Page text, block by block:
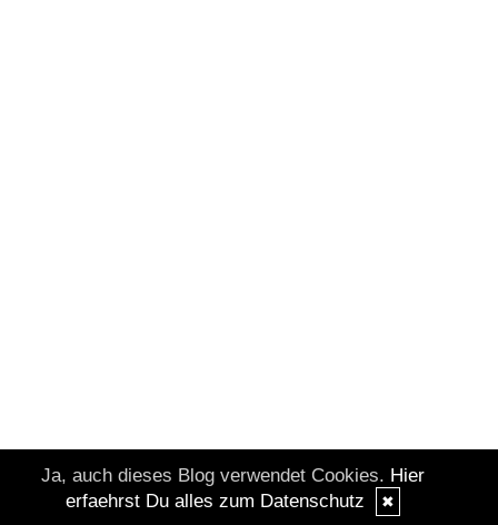
Ja, auch dieses Blog verwendet Cookies. Hier
erfaehrst Du alles zum Datenschutz
✖